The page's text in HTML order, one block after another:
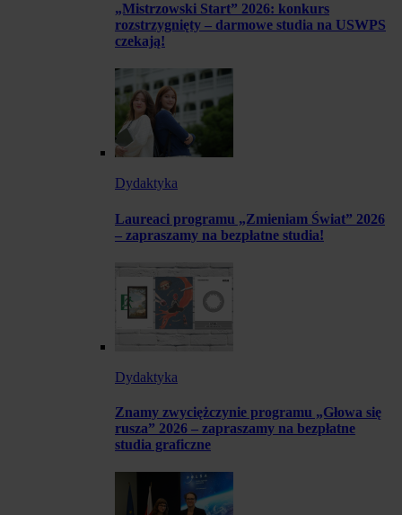
„Mistrzowski Start” 2026: konkurs
rozstrzygnięty – darmowe studia na USWPS
czekają!
Dydaktyka
Laureaci programu „Zmieniam Świat” 2026
– zapraszamy na bezpłatne studia!
Dydaktyka
Znamy zwyciężczynie programu „Głowa się
rusza” 2026 – zapraszamy na bezpłatne
studia graficzne